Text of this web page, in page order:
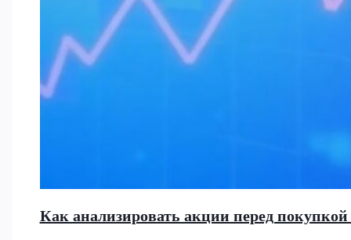
Как анализировать акции перед